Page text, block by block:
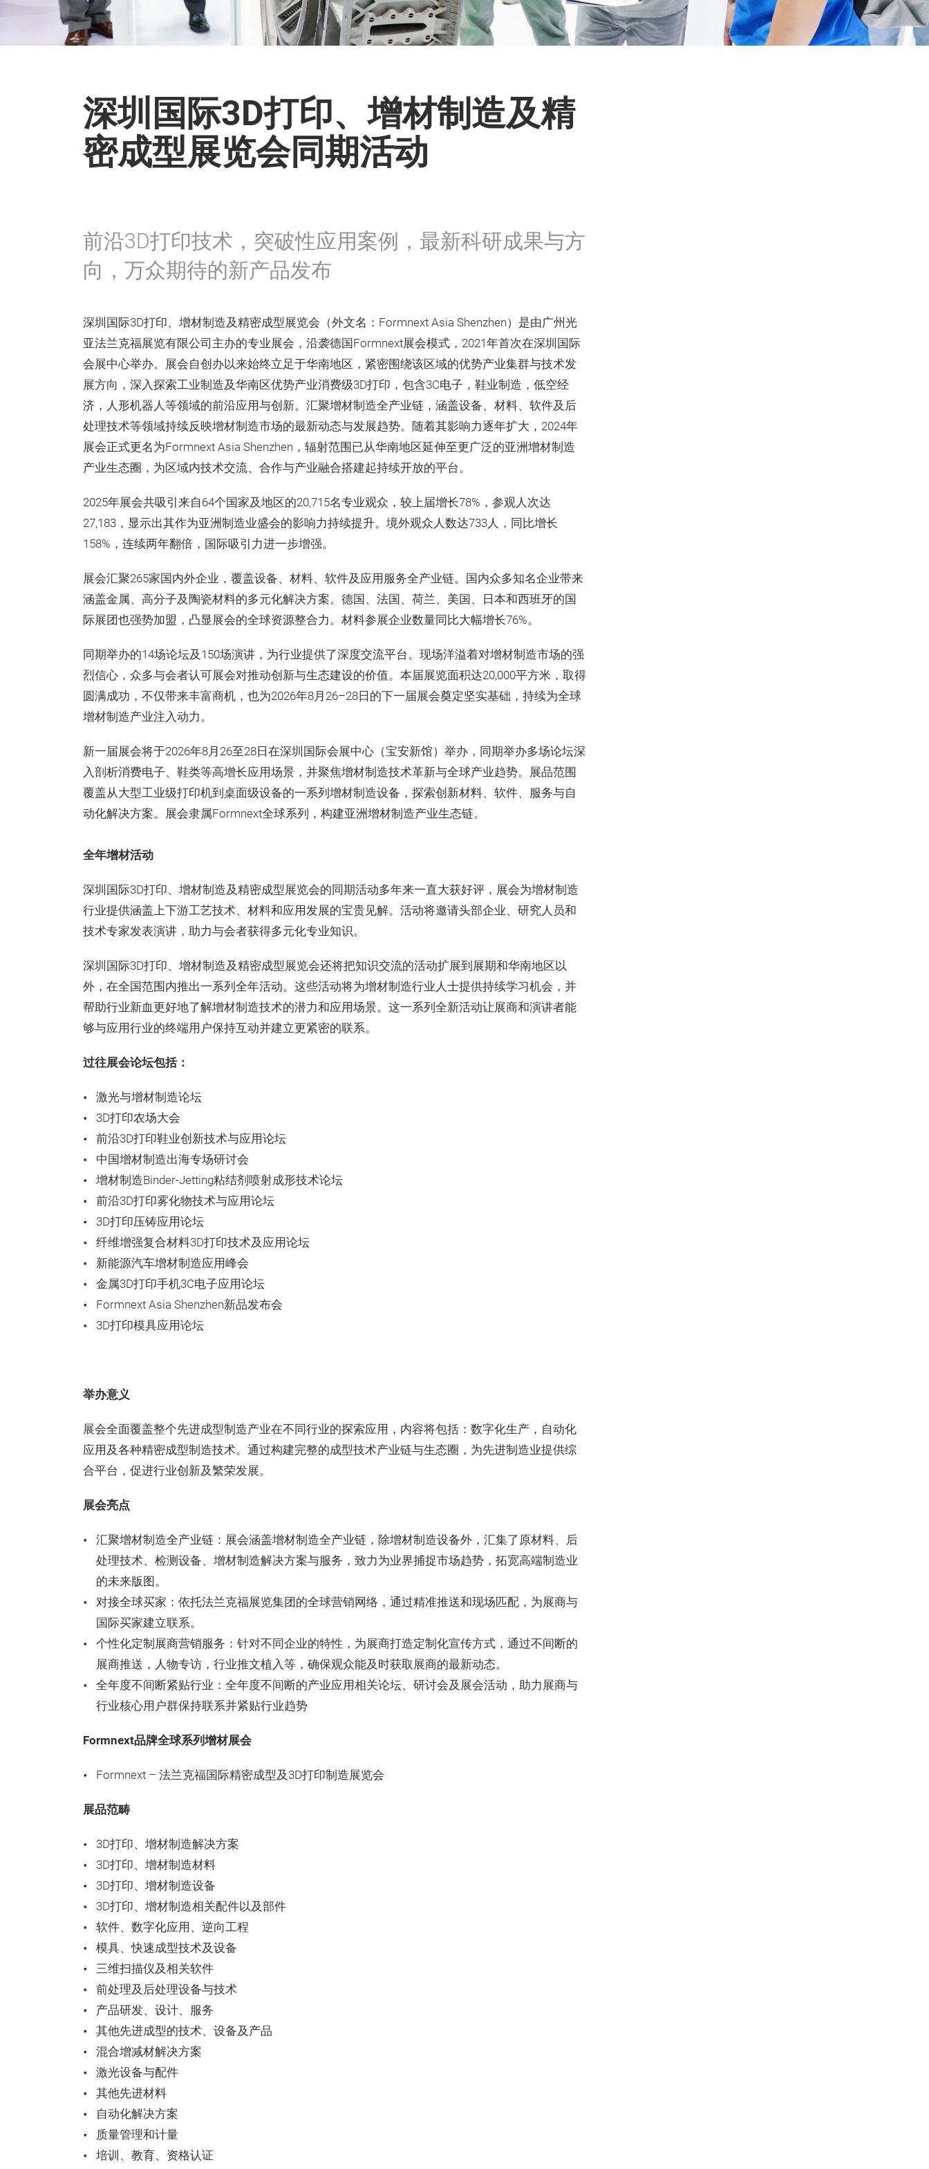
深圳国际3D打印、增材制造及精
密成型展览会同期活动
前沿3D打印技术，突破性应用案例，最新科研成果与方
向，万众期待的新产品发布
深圳国际3D打印、增材制造及精密成型展览会（外文名：Formnext Asia Shenzhen）是由广州光
亚法兰克福展览有限公司主办的专业展会，沿袭德国Formnext展会模式，2021年首次在深圳国际
会展中心举办。展会自创办以来始终立足于华南地区，紧密围绕该区域的优势产业集群与技术发
展方向，深入探索工业制造及华南区优势产业消费级3D打印，包含3C电子，鞋业制造，低空经
济，人形机器人等领域的前沿应用与创新。汇聚增材制造全产业链，涵盖设备、材料、软件及后
处理技术等领域持续反映增材制造市场的最新动态与发展趋势。随着其影响力逐年扩大，2024年
展会正式更名为Formnext Asia Shenzhen，辐射范围已从华南地区延伸至更广泛的亚洲增材制造
产业生态圈，为区域内技术交流、合作与产业融合搭建起持续开放的平台。
2025年展会共吸引来自64个国家及地区的20,715名专业观众，较上届增长78%，参观人次达
27,183，显示出其作为亚洲制造业盛会的影响力持续提升。境外观众人数达733人，同比增长
158%，连续两年翻倍，国际吸引力进一步增强。
展会汇聚265家国内外企业，覆盖设备、材料、软件及应用服务全产业链。国内众多知名企业带来
涵盖金属、高分子及陶瓷材料的多元化解决方案。德国、法国、荷兰、美国、日本和西班牙的国
际展团也强势加盟，凸显展会的全球资源整合力。材料参展企业数量同比大幅增长76%。
同期举办的14场论坛及150场演讲，为行业提供了深度交流平台。现场洋溢着对增材制造市场的强
烈信心，众多与会者认可展会对推动创新与生态建设的价值。本届展览面积达20,000平方米，取得
圆满成功，不仅带来丰富商机，也为2026年8月26–28日的下一届展会奠定坚实基础，持续为全球
增材制造产业注入动力。
新一届展会将于2026年8月26至28日在深圳国际会展中心（宝安新馆）举办，同期举办多场论坛深
入剖析消费电子、鞋类等高增长应用场景，并聚焦增材制造技术革新与全球产业趋势。展品范围
覆盖从大型工业级打印机到桌面级设备的一系列增材制造设备，探索创新材料、软件、服务与自
动化解决方案。展会隶属Formnext全球系列，构建亚洲增材制造产业生态链。
全年增材活动
深圳国际3D打印、增材制造及精密成型展览会的同期活动多年来一直大获好评，展会为增材制造
行业提供涵盖上下游工艺技术、材料和应用发展的宝贵见解。活动将邀请头部企业、研究人员和
技术专家发表演讲，助力与会者获得多元化专业知识。
深圳国际3D打印、增材制造及精密成型展览会还将把知识交流的活动扩展到展期和华南地区以
外，在全国范围内推出一系列全年活动。这些活动将为增材制造行业人士提供持续学习机会，并
帮助行业新血更好地了解增材制造技术的潜力和应用场景。这一系列全新活动让展商和演讲者能
够与应用行业的终端用户保持互动并建立更紧密的联系。
过往展会论坛包括：
激光与增材制造论坛
3D打印农场大会
前沿3D打印鞋业创新技术与应用论坛
中国增材制造出海专场研讨会
增材制造Binder-Jetting粘结剂喷射成形技术论坛
前沿3D打印雾化物技术与应用论坛
3D打印压铸应用论坛
纤维增强复合材料3D打印技术及应用论坛
新能源汽车增材制造应用峰会
金属3D打印手机3C电子应用论坛
Formnext Asia Shenzhen新品发布会
3D打印模具应用论坛
举办意义
展会全面覆盖整个先进成型制造产业在不同行业的探索应用，内容将包括：数字化生产，自动化
应用及各种精密成型制造技术。通过构建完整的成型技术产业链与生态圈，为先进制造业提供综
合平台，促进行业创新及繁荣发展。
展会亮点
汇聚增材制造全产业链：展会涵盖增材制造全产业链，除增材制造设备外，汇集了原材料、后
处理技术、检测设备、增材制造解决方案与服务，致力为业界捕捉市场趋势，拓宽高端制造业
的未来版图。
对接全球买家：依托法兰克福展览集团的全球营销网络，通过精准推送和现场匹配，为展商与
国际买家建立联系。
个性化定制展商营销服务：针对不同企业的特性，为展商打造定制化宣传方式，通过不间断的
展商推送，人物专访，行业推文植入等，确保观众能及时获取展商的最新动态。
全年度不间断紧贴行业：全年度不间断的产业应用相关论坛、研讨会及展会活动，助力展商与
行业核心用户群保持联系并紧贴行业趋势
Formnext品牌全球系列增材展会
Formnext – 法兰克福国际精密成型及3D打印制造展览会
展品范畴
3D打印、增材制造解决方案
3D打印、增材制造材料
3D打印、增材制造设备
3D打印、增材制造相关配件以及部件
软件、数字化应用、逆向工程
模具、快速成型技术及设备
三维扫描仪及相关软件
前处理及后处理设备与技术
产品研发、设计、服务
其他先进成型的技术、设备及产品
混合增减材解决方案
激光设备与配件
其他先进材料
自动化解决方案
质量管理和计量
培训、教育、资格认证